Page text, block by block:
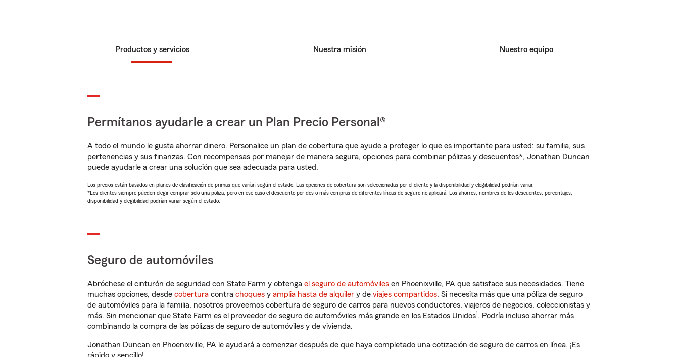
Productos y servicios Nuestra misión Nuestro equipo
Permítanos ayudarle a crear un Plan Precio Personal®
A todo el mundo le gusta ahorrar dinero. Personalice un plan de cobertura que ayude a proteger lo que es importante para usted: su familia, sus
pertenencias y sus finanzas. Con recompensas por manejar de manera segura, opciones para combinar pólizas y descuentos*, Jonathan Duncan
puede ayudarle a crear una solución que sea adecuada para usted.
Los precios están basados en planes de clasificación de primas que varían según el estado. Las opciones de cobertura son seleccionadas por el cliente y la disponibilidad y elegibilidad podrían variar.
*Los clientes siempre pueden elegir comprar solo una póliza, pero en ese caso el descuento por dos o más compras de diferentes líneas de seguro no aplicará. Los ahorros, nombres de los descuentos, porcentajes,
disponibilidad y elegibilidad podrían variar según el estado.
Seguro de automóviles
Abróchese el cinturón de seguridad con State Farm y obtenga el seguro de automóviles en Phoenixville, PA que satisface sus necesidades. Tiene
muchas opciones, desde cobertura contra choques y amplia hasta de alquiler y de viajes compartidos. Si necesita más que una póliza de seguro
de automóviles para la familia, nosotros proveemos cobertura de seguro de carros para nuevos conductores, viajeros de negocios, coleccionistas y
más. Sin mencionar que State Farm es el proveedor de seguro de automóviles más grande en los Estados Unidos1. Podría incluso ahorrar más
combinando la compra de las pólizas de seguro de automóviles y de vivienda.
Jonathan Duncan en Phoenixville, PA le ayudará a comenzar después de que haya completado una cotización de seguro de carros en línea. ¡Es